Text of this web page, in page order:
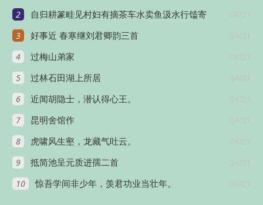
2 04/21
自归耕篆畦见村妇有摘茶车水卖鱼汲水行馌寄
3 04/21
好事近 春寒继刘君卿韵三首
4 04/21
过梅山弟家
5 04/21
过林石田湖上所居
6 04/21
近闻胡隐士，潜认得心王。
7 04/21
昆明舍馆作
8 04/21
虎啸风生壑，龙藏气吐云。
9 04/21
抵简池呈元质进孺二首
10 04/21
惊吾学间非少年，羡君功业当壮年。